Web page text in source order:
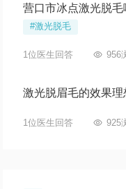
营口市冰点激光脱
#激光脱毛
1位医生回答  956
激光脱眉毛的效果理
1位医生回答  925